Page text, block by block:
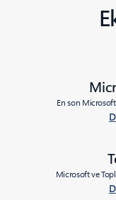
En son
Microsoft ve